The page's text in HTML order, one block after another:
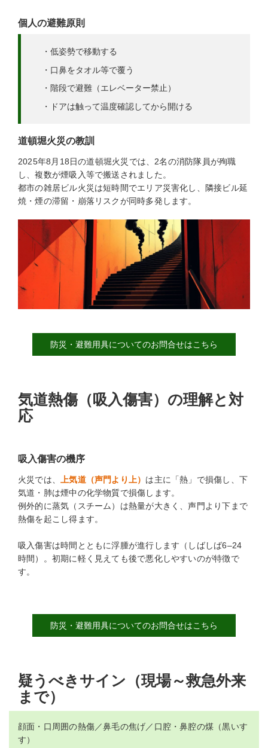
個人の避難原則
・低姿勢で移動する
・口鼻をタオル等で覆う
・階段で避難（エレベーター禁止）
・ドアは触って温度確認してから開ける
道頓堀火災の教訓
2025年8月18日の道頓堀火災では、2名の消防隊員が殉職
し、複数が煙吸入等で搬送されました。
都市の雑居ビル火災は短時間でエリア災害化し、隣接ビル延
焼・煙の滞留・崩落リスクが同時多発します。
防災・避難用具についてのお問合せはこちら
気道熱傷（吸入傷害）の理解と対
応
吸入傷害の機序
火災では、 上気道（声門より上） は主に「熱」で損傷し、下
気道・肺は煙中の化学物質で損傷します。
例外的に蒸気（スチーム）は熱量が大きく、声門より下まで
熱傷を起こし得ます。
吸入傷害は時間とともに浮腫が進行します（しばしば6–24
時間）。初期に軽く見えても後で悪化しやすいのが特徴で
す。
防災・避難用具についてのお問合せはこちら
疑うべきサイン（現場～救急外来
まで）
顔面・口周囲の熱傷／鼻毛の焦げ／口腔・鼻腔の煤（黒いす
す）